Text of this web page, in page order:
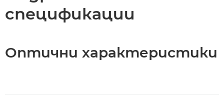
спецификации
Оптични характеристики